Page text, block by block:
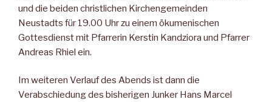
und die beiden christlichen Kirchengemeinden
Neustadts für 19.00 Uhr zu einem ökumenischen
Gottesdienst mit Pfarrerin Kerstin Kandziora und Pfarrer
Andreas Rhiel ein.
Im weiteren Verlauf des Abends ist dann die
Verabschiedung des bisherigen Junker Hans Marcel